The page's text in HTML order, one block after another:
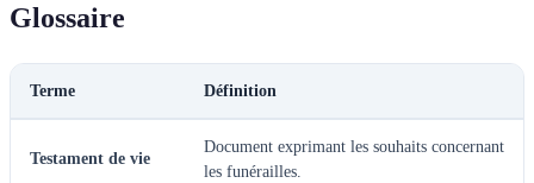
Glossaire
Terme Définition
Testament de vie
Document exprimant les souhaits concernant
les funérailles.